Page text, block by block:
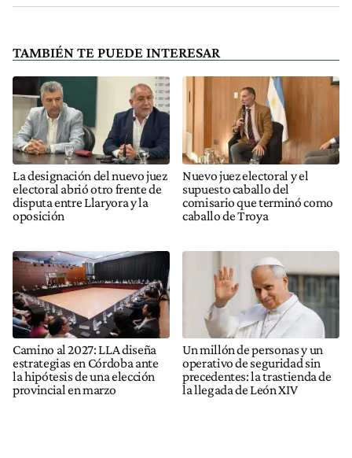
TAMBIÉN TE PUEDE INTERESAR
La designación del nuevo juez
electoral abrió otro frente de
disputa entre Llaryora y la
oposición
Nuevo juez electoral y el
supuesto caballo del
comisario que terminó como
caballo de Troya
Camino al 2027: LLA diseña
estrategias en Córdoba ante
la hipótesis de una elección
provincial en marzo
Un millón de personas y un
operativo de seguridad sin
precedentes: la trastienda de
la llegada de León XIV